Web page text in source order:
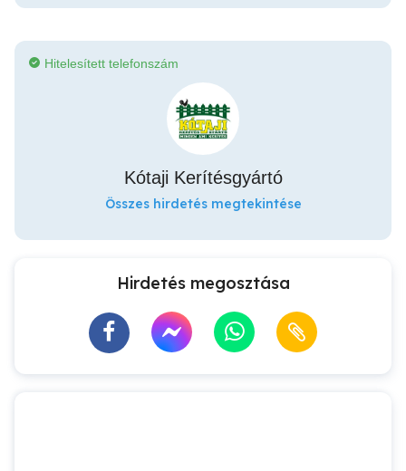
Hitelesített telefonszám
Kótaji Kerítésgyártó
Összes hirdetés megtekintése
Hirdetés megosztása